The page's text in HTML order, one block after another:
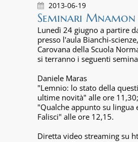
2013-06-19
Seminari Mnamon
Lunedì 24 giugno a partire
presso l'aula Bianchi-
Carovana della Scuola
si terranno i seguenti
Daniele Maras
"Lemnio: lo stato della
ultime novità" alle ore 11,30;
"Qualche appunto su lingua
Falisci" alle ore 12,15.
Diretta video streaming su